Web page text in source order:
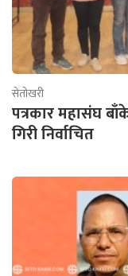
सेतोखरी
पत्रकार महासंघ
गिरी निर्वाचित